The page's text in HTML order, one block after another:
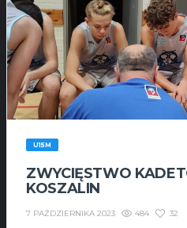
U15M
ZWYCIĘSTWO
KOSZALIN
7 PAŹDZIERNIKA 2023 484 32